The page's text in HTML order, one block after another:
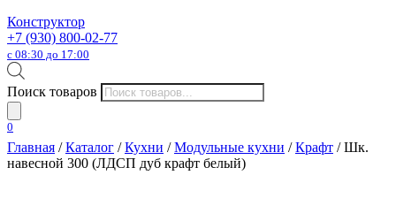
Конструктор
+7 (930) 800-02-77
с 08:30 до 17:00
Поиск товаров
0
Главная /Каталог /Кухни /Модульные кухни /Крафт / Шк.
навесной 300 (ЛДСП дуб крафт белый)